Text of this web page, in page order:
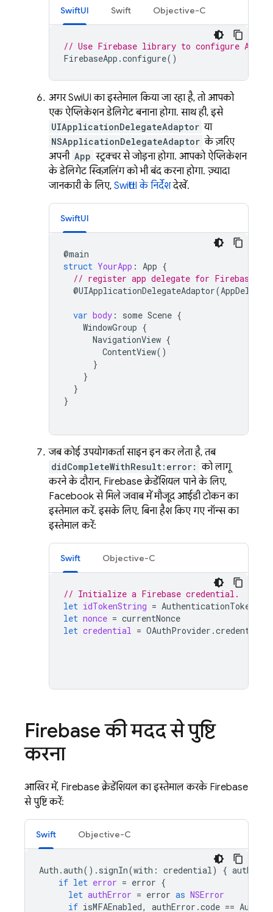
SwiftUI Swift Objective-C
// Use Firebase library to configure APIs
FirebaseApp .configure()
अगर SwiftUI का इस्तेमाल किया जा रहा है, तो आपको
एक ऐप्लिकेशन डेलिगेट बनाना होगा. साथ ही, इसे
UIApplicationDelegateAdaptor या
NSApplicationDelegateAdaptor के ज़रिए
अपनी App स्ट्रक्चर से जोड़ना होगा. आपको ऐप्लिकेशन
के डेलिगेट स्विज़लिंग को भी बंद करना होगा. ज़्यादा
जानकारी के लिए, SwiftUI के निर्देशदेखें.
SwiftUI
@main
struct YourApp : App {
// register app delegate for Firebase
@UIApplicationDelegateAdaptor(
var body : some Scene {
WindowGroup {
NavigationView {
ContentView()
}
}
}
}
जब कोई उपयोगकर्ता साइन इन कर लेता है, तब
didCompleteWithResult:error: को लागू
करने के दौरान, Firebase क्रेडेंशियल पाने के लिए,
Facebook से मिले जवाब में मौजूद आईडी टोकन का
इस्तेमाल करें. इसके लिए, बिना हैश किए गए नॉन्स का
इस्तेमाल करें:
Swift Objective-C
// Initialize a Firebase credential.
let idTokenString = AuthenticationToken
let nonce = currentNonce
let credential = OAuthProvider .credential
Firebase की मदद से पुष्टि
करना
आखिर में, Firebase क्रेडेंशियल का इस्तेमाल करके Firebase
से पुष्टि करें:
Swift Objective-C
Auth .auth(). signIn(with : credential) {
if let error = error {
let authError = error as NSError
if isMFAEnabled, authError .code ==